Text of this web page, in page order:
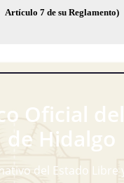
Artículo 7 de su Reglamento)
Oficial
de Hidalgo
del Estado Libre